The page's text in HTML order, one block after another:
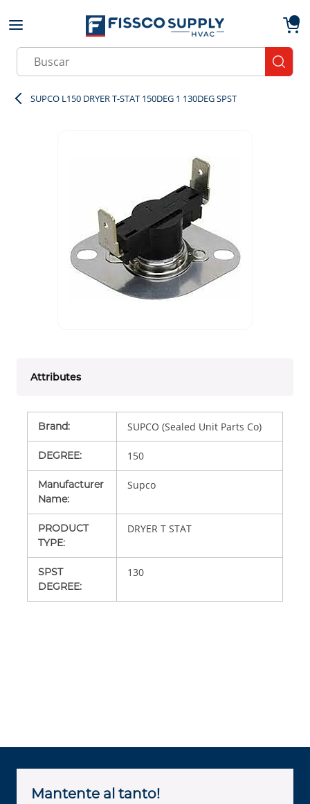
Skip to main content
Site Search
SUPCO L150 DRYER T-STAT 150DEG 1 130DEG SPST
Attributes
Brand: SUPCO (Sealed Unit Parts Co)
DEGREE: 150
Manufacturer
Name:
Supco
PRODUCT
TYPE:
DRYER T STAT
SPST
DEGREE:
130
Mantente al tanto!